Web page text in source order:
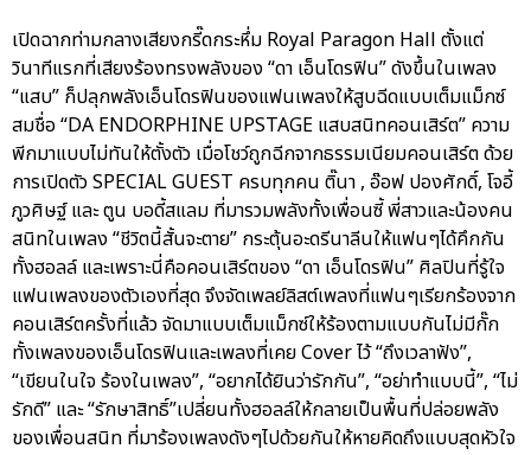
เปิดฉากท่ามกลางเสียงกรี๊ดกระหึ่ม Royal Paragon Hall ตั้งแต่
วินาทีแรกที่เสียงร้องทรงพลังของ “ดา เอ็นโดรฟิน” ดังขึ้นในเพลง
“แสบ” ก็ปลุกพลังเอ็นโดรฟินของแฟนเพลงให้สูบฉีดแบบเต็มแม็กซ์
สมชื่อ “DA ENDORPHINE UPSTAGE แสบสนิทคอนเสิร์ต” ความ
พีกมาแบบไม่ทันให้ตั้งตัว เมื่อโชว์ถูกฉีกจากธรรมเนียมคอนเสิร์ต ด้วย
การเปิดตัว SPECIAL GUEST ครบทุกคน ติ๊นา , อ๊อฟ ปองศักดิ์, โจอี้
ภูวศิษฐ์ และ ตูน บอดี้สแลม ที่มารวมพลังทั้งเพื่อนซี้ พี่สาวและน้องคน
สนิทในเพลง “ชีวิตนี้สั้นจะตาย” กระตุ้นอะดรีนาลีนให้แฟนๆได้คึกกัน
ทั้งฮอลล์ และเพราะนี่คือคอนเสิร์ตของ “ดา เอ็นโดรฟิน” ศิลปินที่รู้ใจ
แฟนเพลงของตัวเองที่สุด จึงจัดเพลย์ลิสต์เพลงที่แฟนๆเรียกร้องจาก
คอนเสิร์ตครั้งที่แล้ว จัดมาแบบเต็มแม็กซ์ให้ร้องตามแบบกันไม่มีกั๊ก
ทั้งเพลงของเอ็นโดรฟินและเพลงที่เคย Cover ไว้ “ถึงเวลาฟัง”,
“เขียนในใจ ร้องในเพลง”, “อยากได้ยินว่ารักกัน”, “อย่าทำแบบนี้”, “ไม่
รักดี” และ “รักษาสิทธิ์”เปลี่ยนทั้งฮอลล์ให้กลายเป็นพื้นที่ปล่อยพลัง
ของเพื่อนสนิท ที่มาร้องเพลงดังๆไปด้วยกันให้หายคิดถึงแบบสุดหัวใจ